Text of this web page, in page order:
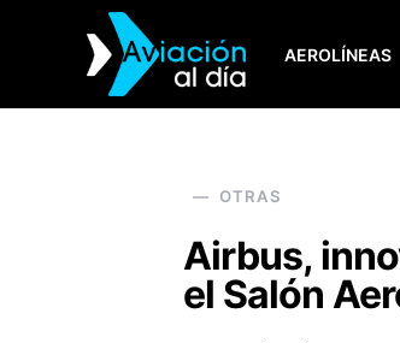
AEROLÍNEAS
SEARCH FOR:
OTRAS
Airbus,
el Salón